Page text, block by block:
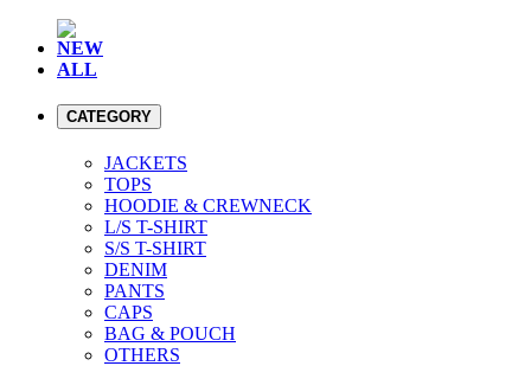
NEW
ALL
CATEGORY
JACKETS
TOPS
HOODIE & CREWNECK
L/S T-SHIRT
S/S T-SHIRT
DENIM
PANTS
CAPS
BAG & POUCH
OTHERS